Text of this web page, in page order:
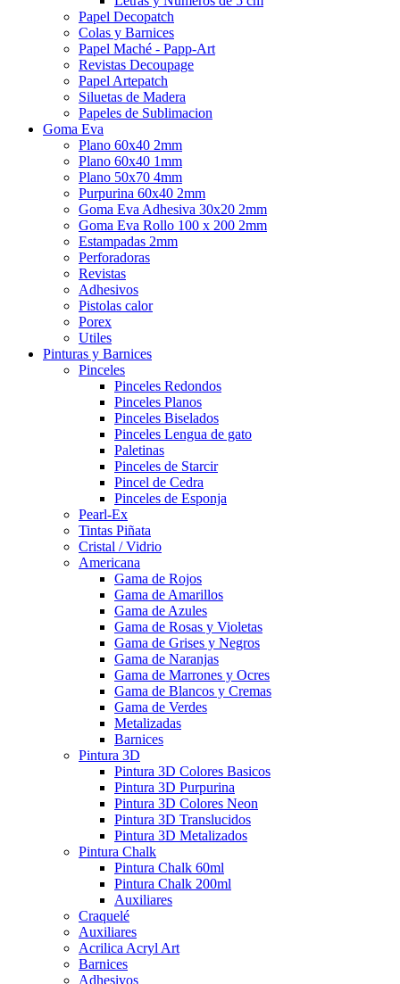
Papel Decopatch
Colas y Barnices
Papel Maché - Papp-Art
Revistas Decoupage
Papel Artepatch
Siluetas de Madera
Papeles de Sublimacion
Goma Eva
Plano 60x40 2mm
Plano 60x40 1mm
Plano 50x70 4mm
Purpurina 60x40 2mm
Goma Eva Adhesiva 30x20 2mm
Goma Eva Rollo 100 x 200 2mm
Estampadas 2mm
Perforadoras
Revistas
Adhesivos
Pistolas calor
Porex
Utiles
Pinturas y Barnices
Pinceles
Pinceles Redondos
Pinceles Planos
Pinceles Biselados
Pinceles Lengua de gato
Paletinas
Pinceles de Starcir
Pincel de Cedra
Pinceles de Esponja
Pearl-Ex
Tintas Piñata
Cristal / Vidrio
Americana
Gama de Rojos
Gama de Amarillos
Gama de Azules
Gama de Rosas y Violetas
Gama de Grises y Negros
Gama de Naranjas
Gama de Marrones y Ocres
Gama de Blancos y Cremas
Gama de Verdes
Metalizadas
Barnices
Pintura 3D
Pintura 3D Colores Basicos
Pintura 3D Purpurina
Pintura 3D Colores Neon
Pintura 3D Translucidos
Pintura 3D Metalizados
Pintura Chalk
Pintura Chalk 60ml
Pintura Chalk 200ml
Auxiliares
Craquelé
Auxiliares
Acrilica Acryl Art
Barnices
Adhesivos